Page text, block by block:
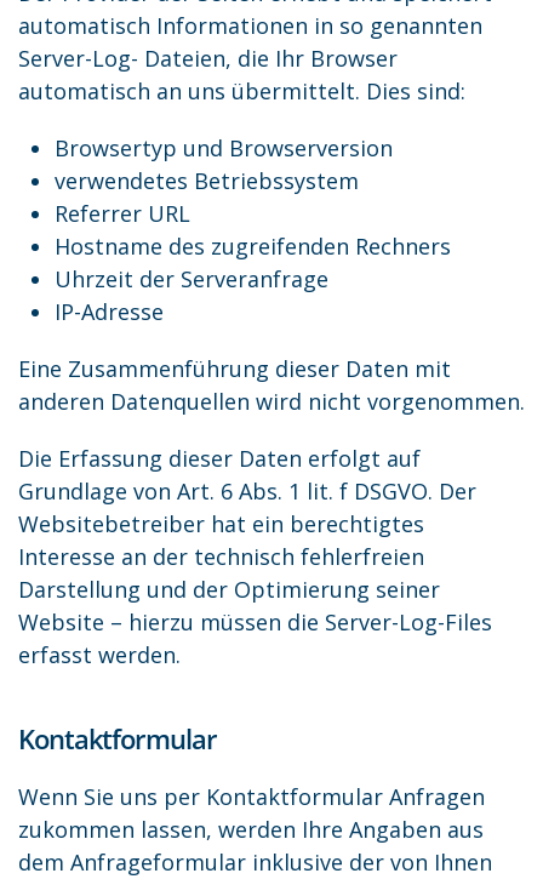
automatisch Informationen in so genannten
Server-Log- Dateien, die Ihr Browser
automatisch an uns übermittelt. Dies sind:
Browsertyp und Browserversion
verwendetes Betriebssystem
Referrer URL
Hostname des zugreifenden Rechners
Uhrzeit der Serveranfrage
IP-Adresse
Eine Zusammenführung dieser Daten mit
anderen Datenquellen wird nicht vorgenommen.
Die Erfassung dieser Daten erfolgt auf
Grundlage von Art. 6 Abs. 1 lit. f DSGVO. Der
Websitebetreiber hat ein berechtigtes
Interesse an der technisch fehlerfreien
Darstellung und der Optimierung seiner
Website – hierzu müssen die Server-Log-Files
erfasst werden.
Kontaktformular
Wenn Sie uns per Kontaktformular Anfragen
zukommen lassen, werden Ihre Angaben aus
dem Anfrageformular inklusive der von Ihnen